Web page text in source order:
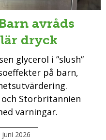
avråds
dryck
glycerol i ”slush”
på barn,
Storbritannien
varningar.
juni 2026